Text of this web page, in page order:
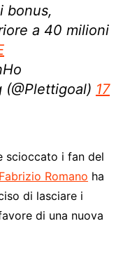
bonus,
a 40 milioni
17
scioccato i fan del
Fabrizio Romano ha
di lasciare i
di una nuova